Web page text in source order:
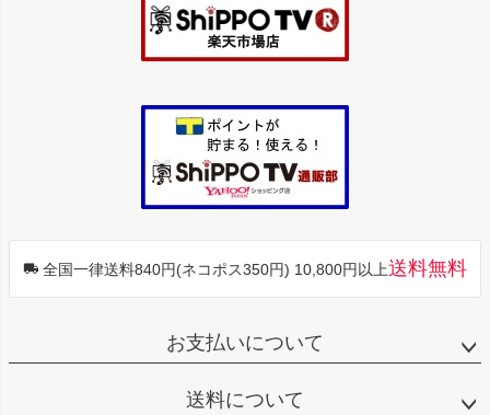
全国一律送料840円(ネコポス350円) 10,800円以上送料無料
お支払いについて
送料について